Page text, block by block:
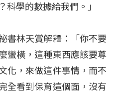
科學的數據給我們。」
書林天賞解釋：「你不要
蠻橫，這種東西應該要尊
化，來做這件事情，而不
全看到保育這個面，沒有